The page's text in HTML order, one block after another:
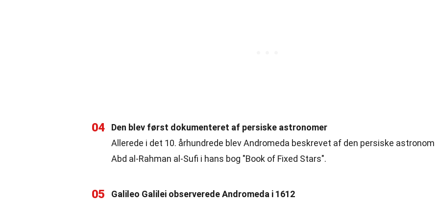
04
Den blev først dokumenteret af persiske astronomer
Allerede i det 10. århundrede blev Andromeda beskrevet af den persiske astronom
Abd al-Rahman al-Sufi i hans bog "Book of Fixed Stars".
05
Galileo Galilei observerede Andromeda i 1612